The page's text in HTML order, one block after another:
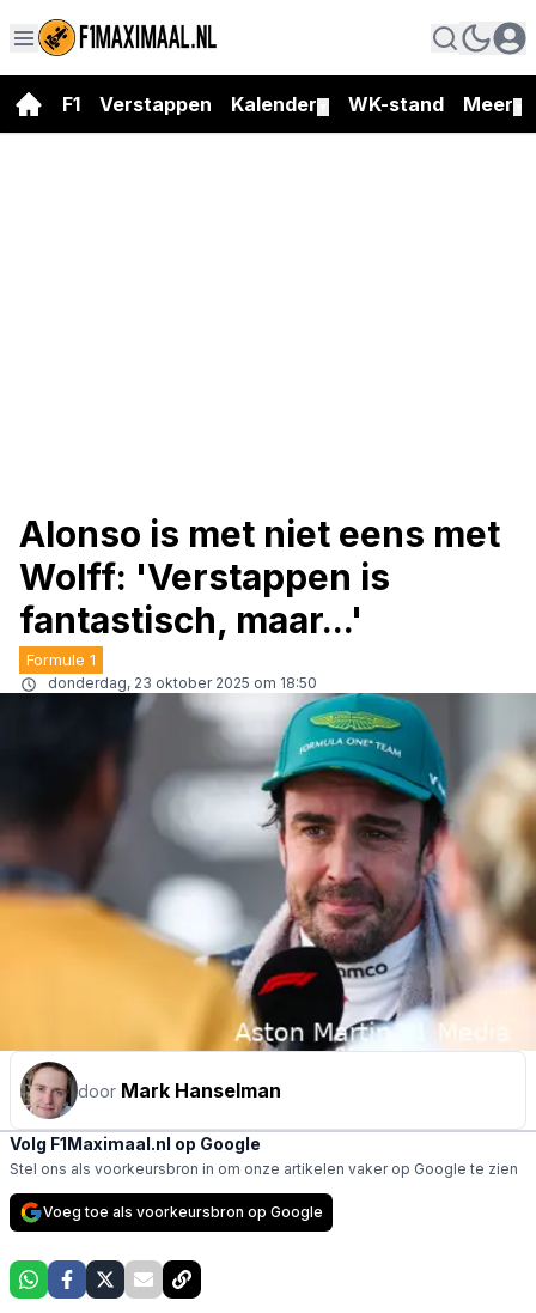
F1 Verstappen Kalender WK-stand Meer
Alonso is met niet eens met
Wolff: 'Verstappen is
fantastisch, maar...'
Formule 1
donderdag, 23 oktober 2025 om 18:50
door Mark Hanselman
Volg F1Maximaal.nl op Google
Stel ons als voorkeursbron in om onze artikelen vaker op Google te zien
Voeg toe als voorkeursbron op Google